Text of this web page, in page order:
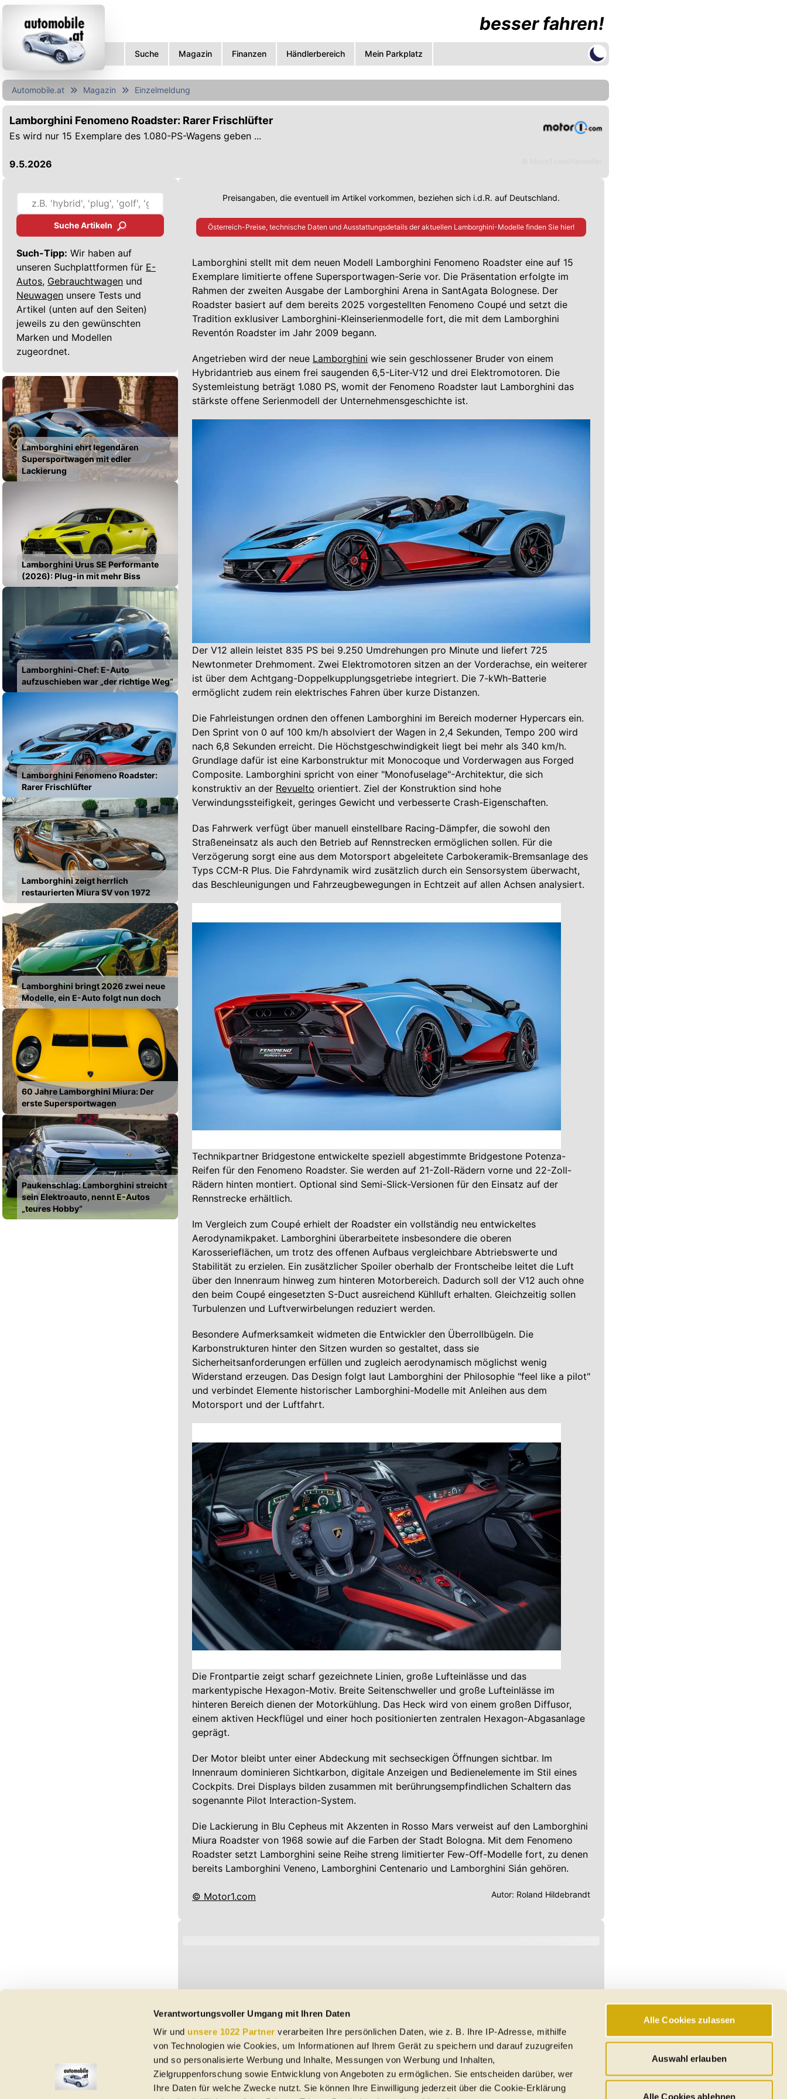
Verantwortungsvoller Umgang mit Ihren Daten
Wir und unsere 1022 Partner verarbeiten Ihre persönlichen Daten, wie z. B. Ihre IP-Adresse, mithilfe
von Technologien wie Cookies, um Informationen auf Ihrem Gerät zu speichern und darauf zuzugreifen
und so personalisierte Werbung und Inhalte, Messungen von Werbung und Inhalten,
Zielgruppenforschung sowie Entwicklung von Angeboten zu ermöglichen. Sie entscheiden darüber, wer
Ihre Daten für welche Zwecke nutzt. Sie können Ihre Einwilligung jederzeit über die Cookie-Erklärung
Alle Cookies zulassen
Auswahl erlauben
Alle Cookies ablehnen
besser fahren!
Suche Magazin Finanzen Händlerbereich Mein Parkplatz
Automobile.at Magazin Einzelmeldung
Lamborghini Fenomeno Roadster: Rarer Frischlüfter
Es wird nur 15 Exemplare des 1.080-PS-Wagens geben ...
9.5.2026
Suche Artikeln
Such-Tipp: Wir haben auf
unseren Suchplattformen für E-
Autos, Gebrauchtwagen und
Neuwagen unsere Tests und
Artikel (unten auf den Seiten)
jeweils zu den gewünschten
Marken und Modellen
zugeordnet.
Lamborghini ehrt legendären
Supersportwagen mit edler
Lackierung
Lamborghini Urus SE Performante
(2026): Plug-in mit mehr Biss
Lamborghini-Chef: E-Auto
aufzuschieben war „der richtige Weg“
Lamborghini Fenomeno Roadster:
Rarer Frischlüfter
Lamborghini zeigt herrlich
restaurierten Miura SV von 1972
Lamborghini bringt 2026 zwei neue
Modelle, ein E-Auto folgt nun doch
60 Jahre Lamborghini Miura: Der
erste Supersportwagen
Paukenschlag: Lamborghini streicht
sein Elektroauto, nennt E-Autos
„teures Hobby“
Preisangaben, die eventuell im Artikel vorkommen, beziehen sich i.d.R. auf Deutschland.
Österreich-Preise, technische Daten und Ausstattungsdetails der aktuellen Lamborghini-Modelle finden Sie hier!
Lamborghini stellt mit dem neuen Modell Lamborghini Fenomeno Roadster eine auf 15
Exemplare limitierte offene Supersportwagen-Serie vor. Die Präsentation erfolgte im
Rahmen der zweiten Ausgabe der Lamborghini Arena in SantAgata Bolognese. Der
Roadster basiert auf dem bereits 2025 vorgestellten Fenomeno Coupé und setzt die
Tradition exklusiver Lamborghini-Kleinserienmodelle fort, die mit dem Lamborghini
Reventón Roadster im Jahr 2009 begann.
Angetrieben wird der neue Lamborghini wie sein geschlossener Bruder von einem
Hybridantrieb aus einem frei saugenden 6,5-Liter-V12 und drei Elektromotoren. Die
Systemleistung beträgt 1.080 PS, womit der Fenomeno Roadster laut Lamborghini das
stärkste offene Serienmodell der Unternehmensgeschichte ist.
Der V12 allein leistet 835 PS bei 9.250 Umdrehungen pro Minute und liefert 725
Newtonmeter Drehmoment. Zwei Elektromotoren sitzen an der Vorderachse, ein weiterer
ist über dem Achtgang-Doppelkupplungsgetriebe integriert. Die 7-kWh-Batterie
ermöglicht zudem rein elektrisches Fahren über kurze Distanzen.
Die Fahrleistungen ordnen den offenen Lamborghini im Bereich moderner Hypercars ein.
Den Sprint von 0 auf 100 km/h absolviert der Wagen in 2,4 Sekunden, Tempo 200 wird
nach 6,8 Sekunden erreicht. Die Höchstgeschwindigkeit liegt bei mehr als 340 km/h.
Grundlage dafür ist eine Karbonstruktur mit Monocoque und Vorderwagen aus Forged
Composite. Lamborghini spricht von einer "Monofuselage"-Architektur, die sich
konstruktiv an der Revuelto orientiert. Ziel der Konstruktion sind hohe
Verwindungssteifigkeit, geringes Gewicht und verbesserte Crash-Eigenschaften.
Das Fahrwerk verfügt über manuell einstellbare Racing-Dämpfer, die sowohl den
Straßeneinsatz als auch den Betrieb auf Rennstrecken ermöglichen sollen. Für die
Verzögerung sorgt eine aus dem Motorsport abgeleitete Carbokeramik-Bremsanlage des
Typs CCM-R Plus. Die Fahrdynamik wird zusätzlich durch ein Sensorsystem überwacht,
das Beschleunigungen und Fahrzeugbewegungen in Echtzeit auf allen Achsen analysiert.
Technikpartner Bridgestone entwickelte speziell abgestimmte Bridgestone Potenza-
Reifen für den Fenomeno Roadster. Sie werden auf 21-Zoll-Rädern vorne und 22-Zoll-
Rädern hinten montiert. Optional sind Semi-Slick-Versionen für den Einsatz auf der
Rennstrecke erhältlich.
Im Vergleich zum Coupé erhielt der Roadster ein vollständig neu entwickeltes
Aerodynamikpaket. Lamborghini überarbeitete insbesondere die oberen
Karosserieflächen, um trotz des offenen Aufbaus vergleichbare Abtriebswerte und
Stabilität zu erzielen. Ein zusätzlicher Spoiler oberhalb der Frontscheibe leitet die Luft
über den Innenraum hinweg zum hinteren Motorbereich. Dadurch soll der V12 auch ohne
den beim Coupé eingesetzten S-Duct ausreichend Kühlluft erhalten. Gleichzeitig sollen
Turbulenzen und Luftverwirbelungen reduziert werden.
Besondere Aufmerksamkeit widmeten die Entwickler den Überrollbügeln. Die
Karbonstrukturen hinter den Sitzen wurden so gestaltet, dass sie
Sicherheitsanforderungen erfüllen und zugleich aerodynamisch möglichst wenig
Widerstand erzeugen. Das Design folgt laut Lamborghini der Philosophie "feel like a pilot"
und verbindet Elemente historischer Lamborghini-Modelle mit Anleihen aus dem
Motorsport und der Luftfahrt.
Die Frontpartie zeigt scharf gezeichnete Linien, große Lufteinlässe und das
markentypische Hexagon-Motiv. Breite Seitenschweller und große Lufteinlässe im
hinteren Bereich dienen der Motorkühlung. Das Heck wird von einem großen Diffusor,
einem aktiven Heckflügel und einer hoch positionierten zentralen Hexagon-Abgasanlage
geprägt.
Der Motor bleibt unter einer Abdeckung mit sechseckigen Öffnungen sichtbar. Im
Innenraum dominieren Sichtkarbon, digitale Anzeigen und Bedienelemente im Stil eines
Cockpits. Drei Displays bilden zusammen mit berührungsempfindlichen Schaltern das
sogenannte Pilot Interaction-System.
Die Lackierung in Blu Cepheus mit Akzenten in Rosso Mars verweist auf den Lamborghini
Miura Roadster von 1968 sowie auf die Farben der Stadt Bologna. Mit dem Fenomeno
Roadster setzt Lamborghini seine Reihe streng limitierter Few-Off-Modelle fort, zu denen
bereits Lamborghini Veneno, Lamborghini Centenario und Lamborghini Sián gehören.
© Motor1.com Autor: Roland Hildebrandt